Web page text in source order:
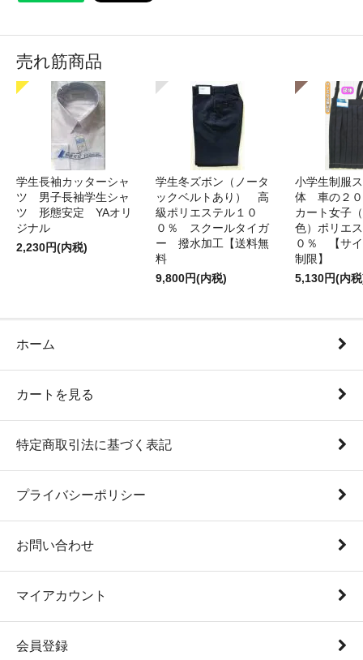
売れ筋商品
学生長袖カッターシャ
ツ 男子長袖学生シャ
ツ 形態安定 YAオリ
ジナル
2,230円(内税)
学生冬ズボン（ノータ
ックベルトあり） 高
級ポリエステル１０
０％ スクールタイガ
ー 撥水加工【送料無
料
9,800円(内税)
小学生制服
体 車の２０
カート女子
色）ポリエ
０％ 【サ
制限】
5,130円(内
ホーム
カートを見る
特定商取引法に基づく表記
プライバシーポリシー
お問い合わせ
マイアカウント
会員登録